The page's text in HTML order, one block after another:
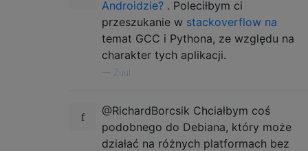
Androidzie? . Poleciłbym ci
przeszukanie w stackoverflow na
temat GCC i Pythona, ze względu na
charakter tych aplikacji.
Zuul
@RichardBorcsik Chciałbym coś
podobnego do Debiana, który może
działać na różnych platformach bez